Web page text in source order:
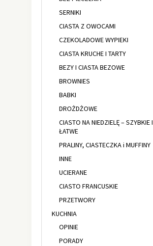
SERNIKI
CIASTA Z OWOCAMI
CZEKOLADOWE WYPIEKI
CIASTA KRUCHE I TARTY
BEZY I CIASTA BEZOWE
BROWNIES
BABKI
DROŻDŻOWE
CIASTO NA NIEDZIELĘ – SZYBKIE I
ŁATWE
PRALINY, CIASTECZKA i MUFFINY
INNE
UCIERANE
CIASTO FRANCUSKIE
PRZETWORY
KUCHNIA
OPINIE
PORADY